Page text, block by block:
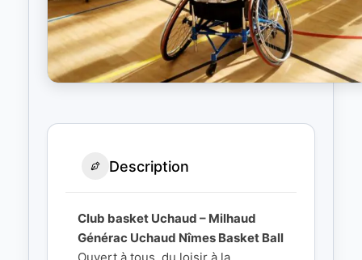
Description
Club basket Uchaud – Milhaud
Générac Uchaud Nîmes Basket Ball